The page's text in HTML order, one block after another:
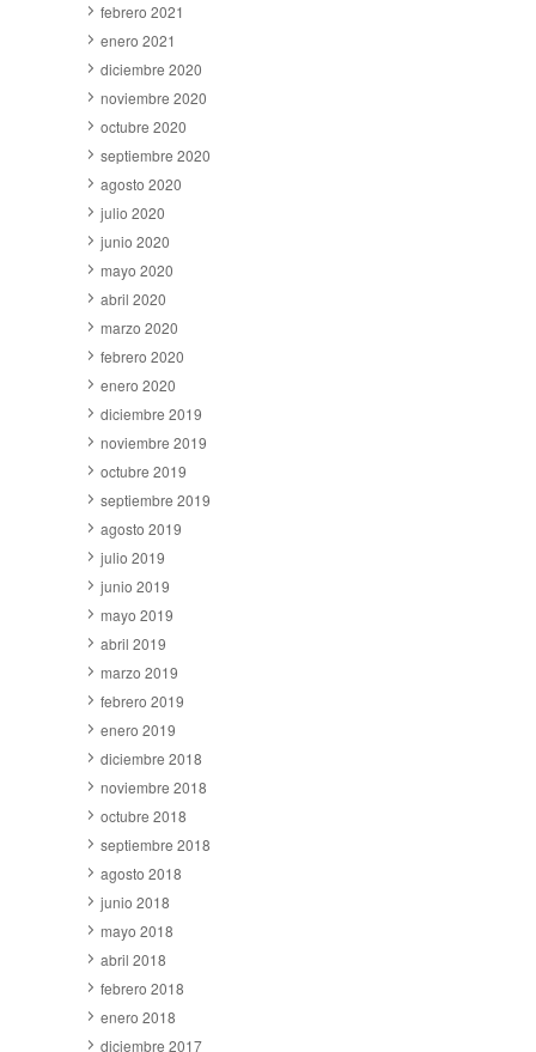
febrero 2021
enero 2021
diciembre 2020
noviembre 2020
octubre 2020
septiembre 2020
agosto 2020
julio 2020
junio 2020
mayo 2020
abril 2020
marzo 2020
febrero 2020
enero 2020
diciembre 2019
noviembre 2019
octubre 2019
septiembre 2019
agosto 2019
julio 2019
junio 2019
mayo 2019
abril 2019
marzo 2019
febrero 2019
enero 2019
diciembre 2018
noviembre 2018
octubre 2018
septiembre 2018
agosto 2018
junio 2018
mayo 2018
abril 2018
febrero 2018
enero 2018
diciembre 2017